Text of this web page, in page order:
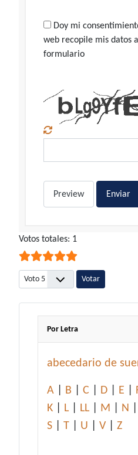
Doy mi
web recopile mis datos
formulario
Preview Enviar
Ratio:5/5
Votos totales: 1
Por favor, vote
Por Letra
abecedario de
A B C D E
K
L LL M N
S
T U V Z